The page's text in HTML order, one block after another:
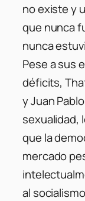
no existe y
que nunca
nunca
Pese a sus
déficits,
y Juan
sexualidad,
que la
mercado
al